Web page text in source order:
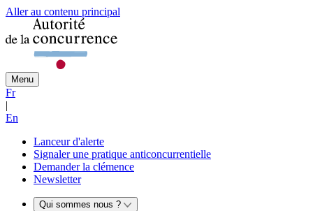
Aller au contenu principal
Menu
Fr
|
En
Lanceur d'alerte
Signaler une pratique anticoncurrentielle
Demander la clémence
Newsletter
Qui sommes nous ?